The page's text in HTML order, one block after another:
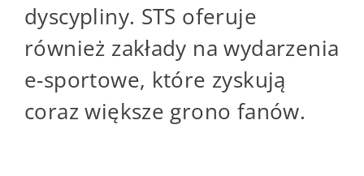
dyscypliny. STS oferuje
również zakłady na wydarzenia
e-sportowe, które zyskują
coraz większe grono fanów.